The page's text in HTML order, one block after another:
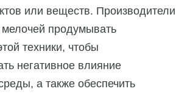
или веществ. Производители
продумывать
техники, чтобы
негативное влияние
а также обеспечить